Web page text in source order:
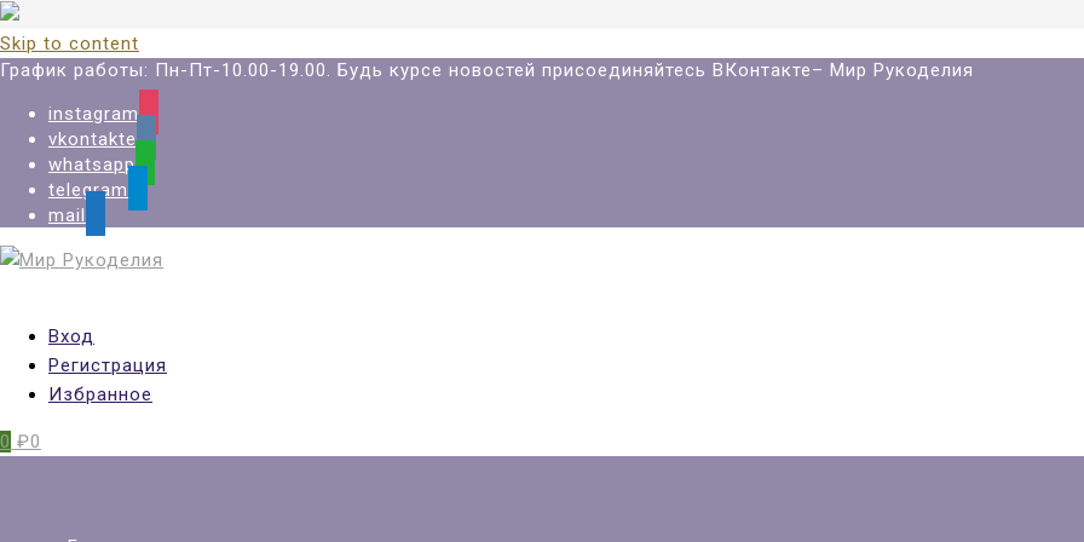
Skip to content
График работы: Пн-Пт-10.00-19.00. Будь курсе новостей присоединяйтесь ВКонтакте– Мир Рукоделия
instagram
vkontakte
whatsapp
telegram
mail
Вход
Регистрация
Избранное
0 ₽0